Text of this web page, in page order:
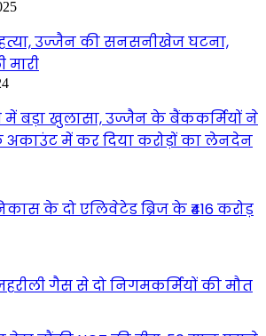
हत्या, उज्जैन की सनसनीखेज घटना,
मारी
में बड़ा खुलासा, उज्जैन के बैंककर्मियों ने
में कर दिया करोड़ों का लेनदेन
के दो एलिवेटेड ब्रिज के ₹416 करोड़
गैस से दो निगमकर्मियों की मौत